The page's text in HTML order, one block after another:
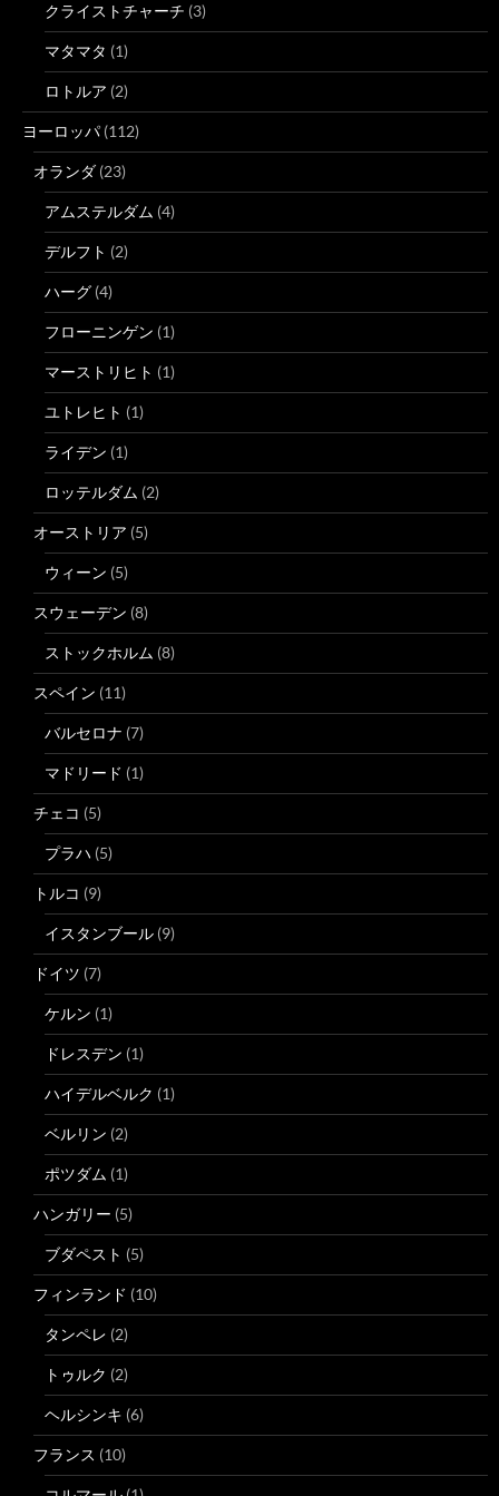
クライストチャーチ (3)
マタマタ (1)
ロトルア (2)
ヨーロッパ (112)
オランダ (23)
アムステルダム (4)
デルフト (2)
ハーグ (4)
フローニンゲン (1)
マーストリヒト (1)
ユトレヒト (1)
ライデン (1)
ロッテルダム (2)
オーストリア (5)
ウィーン (5)
スウェーデン (8)
ストックホルム (8)
スペイン (11)
バルセロナ (7)
マドリード (1)
チェコ (5)
プラハ (5)
トルコ (9)
イスタンブール (9)
ドイツ (7)
ケルン (1)
ドレスデン (1)
ハイデルベルク (1)
ベルリン (2)
ポツダム (1)
ハンガリー (5)
ブダペスト (5)
フィンランド (10)
タンペレ (2)
トゥルク (2)
ヘルシンキ (6)
フランス (10)